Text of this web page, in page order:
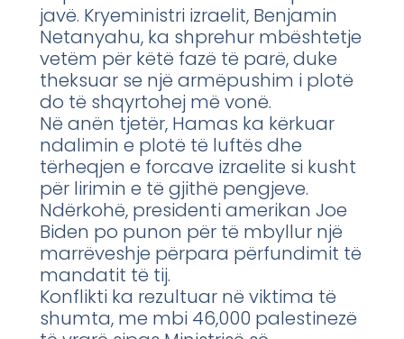
javë. Kryeministri izraelit, Benjamin
Netanyahu, ka shprehur mbështetje
vetëm për këtë fazë të parë, duke
theksuar se një armëpushim i plotë
do të shqyrtohej më vonë.
Në anën tjetër, Hamas ka kërkuar
ndalimin e plotë të luftës dhe
tërheqjen e forcave izraelite si kusht
për lirimin e të gjithë pengjeve.
Ndërkohë, presidenti amerikan Joe
Biden po punon për të mbyllur një
marrëveshje përpara përfundimit të
mandatit të tij.
Konflikti ka rezultuar në viktima të
shumta, me mbi 46,000 palestinezë